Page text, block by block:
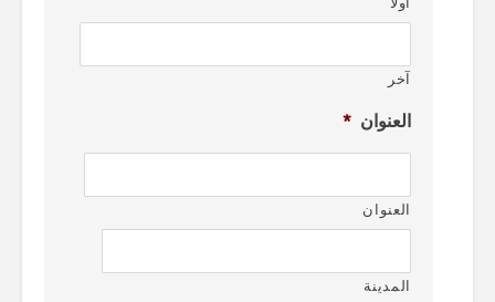
آخر
العنوان *
العنوان
المدينة